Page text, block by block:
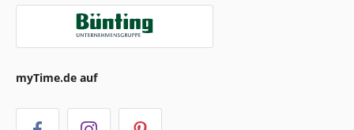
myTime.de auf